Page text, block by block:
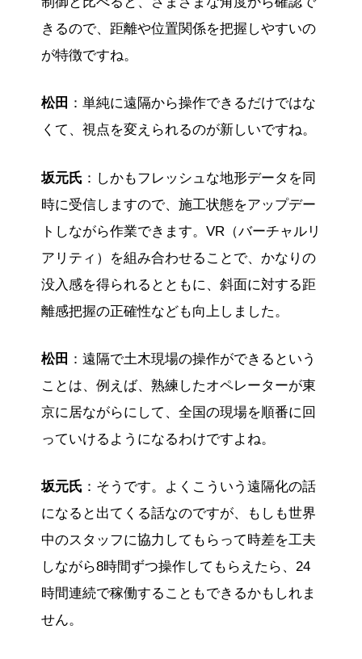
きるので、距離や位置関係を把握しやすいの
が特徴ですね。
松田 ：単純に遠隔から操作できるだけではな
くて、視点を変えられるのが新しいですね。
坂元氏 ：しかもフレッシュな地形データを同
時に受信しますので、施工状態をアップデー
トしながら作業できます。VR（バーチャルリ
アリティ）を組み合わせることで、かなりの
没入感を得られるとともに、斜面に対する距
離感把握の正確性なども向上しました。
松田 ：遠隔で土木現場の操作ができるという
ことは、例えば、熟練したオペレーターが東
京に居ながらにして、全国の現場を順番に回
っていけるようになるわけですよね。
坂元氏 ：そうです。よくこういう遠隔化の話
になると出てくる話なのですが、もしも世界
中のスタッフに協力してもらって時差を工夫
しながら8時間ずつ操作してもらえたら、24
時間連続で稼働することもできるかもしれま
せん。